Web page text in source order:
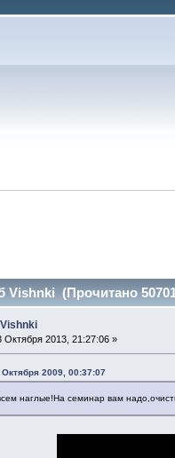
Vishnki (Прочитано
Октября 2013, 21:27:06 »
2009, 00:37:07
наглые!На семинар вам